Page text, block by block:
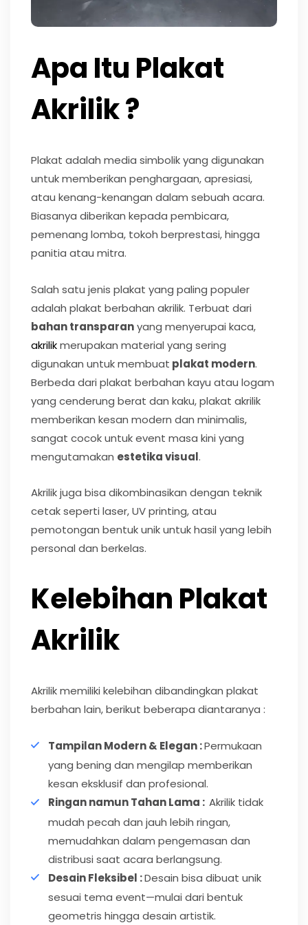
Apa Itu Plakat
Akrilik ?
Plakat adalah media simbolik yang digunakan
untuk memberikan penghargaan, apresiasi,
atau kenang-kenangan dalam sebuah acara.
Biasanya diberikan kepada pembicara,
pemenang lomba, tokoh berprestasi, hingga
panitia atau mitra.
Salah satu jenis plakat yang paling populer
adalah plakat berbahan akrilik. Terbuat dari
bahan transparanyang menyerupai kaca,
akrilikmerupakan material yang sering
digunakan untuk membuat plakat modern.
Berbeda dari plakat berbahan kayu atau logam
yang cenderung berat dan kaku, plakat akrilik
memberikan kesan modern dan minimalis,
sangat cocok untuk event masa kini yang
mengutamakan estetika visual.
Akrilik juga bisa dikombinasikan dengan teknik
cetak seperti laser, UV printing, atau
pemotongan bentuk unik untuk hasil yang lebih
personal dan berkelas.
Kelebihan Plakat
Akrilik
Akrilik memiliki kelebihan dibandingkan plakat
berbahan lain, berikut beberapa diantaranya :
Tampilan Modern & Elegan :Permukaan
yang bening dan mengilap memberikan
kesan eksklusif dan profesional.
Ringan namun Tahan Lama : Akrilik tidak
mudah pecah dan jauh lebih ringan,
memudahkan dalam pengemasan dan
distribusi saat acara berlangsung.
Desain Fleksibel :Desain bisa dibuat unik
sesuai tema event—mulai dari bentuk
geometris hingga desain artistik.